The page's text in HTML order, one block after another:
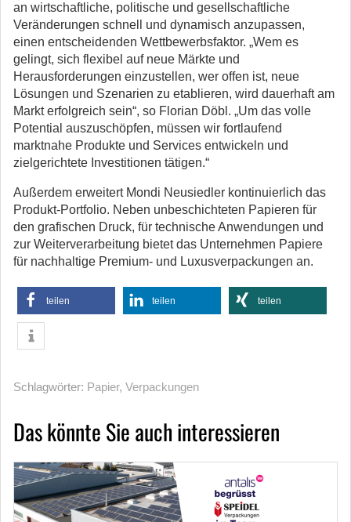
an wirtschaftliche, politische und gesellschaftliche
Veränderungen schnell und dynamisch anzupassen,
einen entscheidenden Wettbewerbsfaktor. „Wem es
gelingt, sich flexibel auf neue Märkte und
Herausforderungen einzustellen, wer offen ist, neue
Lösungen und Szenarien zu etablieren, wird dauerhaft am
Markt erfolgreich sein“, so Florian Döbl. „Um das volle
Potential auszuschöpfen, müssen wir fortlaufend
marktnahe Produkte und Services entwickeln und
zielgerichtete Investitionen tätigen.“
Außerdem erweitert Mondi Neusiedler kontinuierlich das
Produkt-Portfolio. Neben unbeschichteten Papieren für
den grafischen Druck, für technische Anwendungen und
zur Weiterverarbeitung bietet das Unternehmen Papiere
für nachhaltige Premium- und Luxusverpackungen an.
teilen teilen teilen
Schlagwörter: Papier, Verpackungen
Das könnte Sie auch interessieren